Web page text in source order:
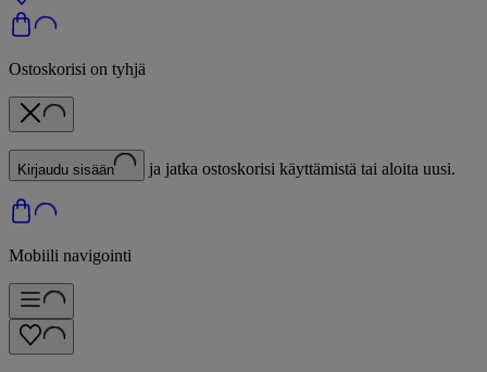
Ostoskorisi on tyhjä
Kirjaudu sisään ja jatka ostoskorisi käyttämistä tai aloita uusi.
Mobiili navigointi